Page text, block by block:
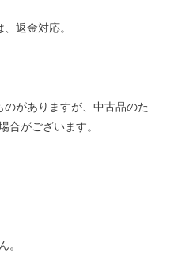
返金対応。
がありますが、中古品のた
合がございます。
。